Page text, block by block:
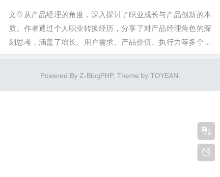
文章从产品经理的角度，深入探讨了职业成长与产品创新的本
质。作者通过个人职业转换经历，分享了对产品经理角色的深
刻思考，涵盖了增长、用户需求、产品价值、执行力等多个维
Powered By Z-BlogPHP. Theme by TOYEAN